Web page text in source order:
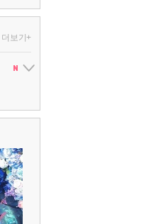
더보기+
1
2
2
1
1
2
2